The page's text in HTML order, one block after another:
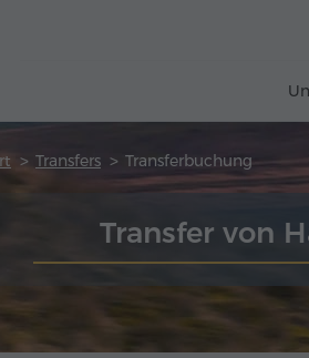
Transfers Transferbuchung
Transfer von